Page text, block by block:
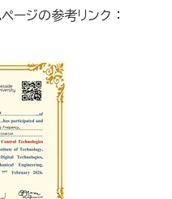
ジの参考リンク ：